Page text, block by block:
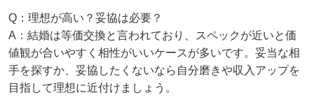
Q：理想が高い？妥協は必要？
A：結婚は等価交換と言われており、スペックが近いと価
値観が合いやすく相性がいいケースが多いです。妥当な相
手を探すか、妥協したくないなら自分磨きや収入アップを
目指して理想に近付けましょう。